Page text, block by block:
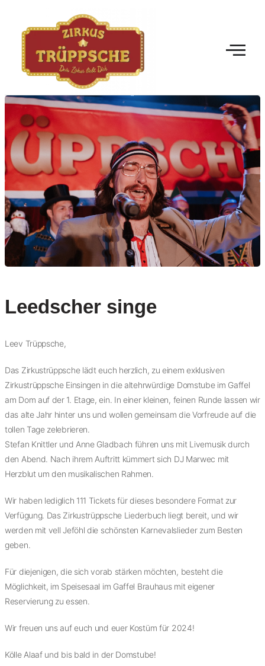
Leedscher singe
Leev Trüppsche,
Das Zirkustrüppsche lädt euch herzlich, zu einem exklusiven
Zirkustrüppsche Einsingen in die altehrwürdige Domstube im Gaffel
am Dom auf der 1. Etage, ein. In einer kleinen, feinen Runde lassen wir
das alte Jahr hinter uns und wollen gemeinsam die Vorfreude auf die
tollen Tage zelebrieren.
Stefan Knittler und Anne Gladbach führen uns mit Livemusik durch
den Abend. Nach ihrem Auftritt kümmert sich DJ Marwec mit
Herzblut um den musikalischen Rahmen.
Wir haben lediglich 111 Tickets für dieses besondere Format zur
Verfügung. Das Zirkustrüppsche Liederbuch liegt bereit, und wir
werden mit vell Jeföhl die schönsten Karnevalslieder zum Besten
geben.
Für diejenigen, die sich vorab stärken möchten, besteht die
Möglichkeit, im Speisesaal im Gaffel Brauhaus mit eigener
Reservierung zu essen.
Wir freuen uns auf euch und euer Kostüm für 2024!
Kölle Alaaf und bis bald in der Domstube!